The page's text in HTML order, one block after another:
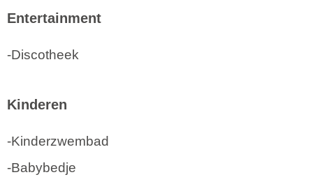
Entertainment
-Discotheek
Kinderen
-Kinderzwembad
-Babybedje